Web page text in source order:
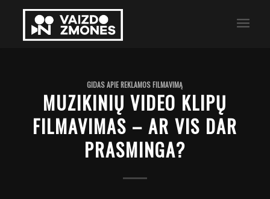
GIDAS APIE REKLAMOS FILMAVIMĄ
MUZIKINIŲ VIDEO KLIPŲ
FILMAVIMAS – AR VIS DAR
PRASMINGA?